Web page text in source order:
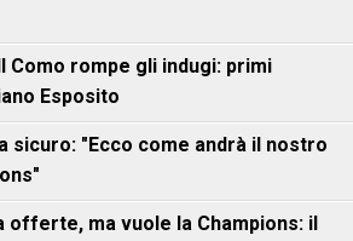
Como rompe gli indugi: primi
Esposito
sicuro: "Ecco come andrà il nostro
offerte, ma vuole la Champions: il